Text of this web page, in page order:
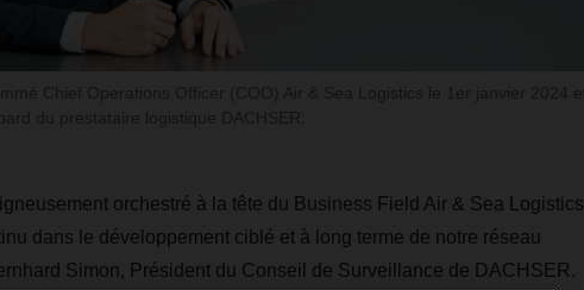
orchestré à la tête du Business Field Air & Sea Logistics
dans le développement ciblé et à long terme de notre réseau
Simon, Président du Conseil de Surveillance de DACHSER.